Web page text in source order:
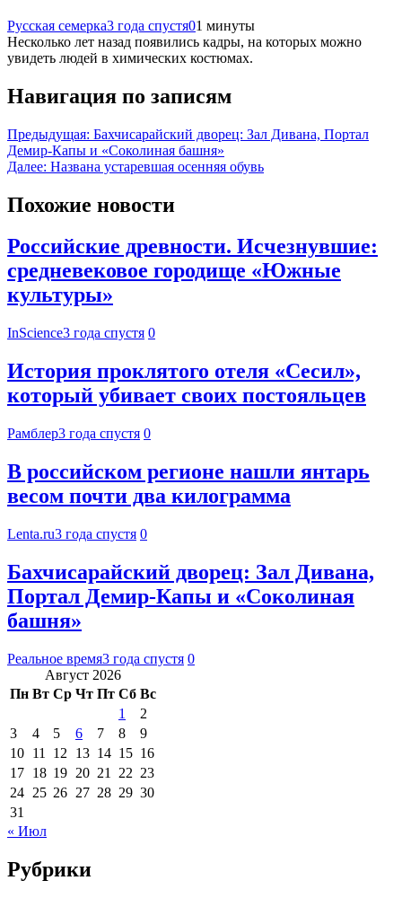
Русская семерка3 года спустя01 минуты
Несколько лет назад появились кадры, на которых можно
увидеть людей в химических костюмах.
Навигация по записям
Предыдущая: Бахчисарайский дворец: Зал Дивана, Портал
Демир-Капы и «Соколиная башня»
Далее: Названа устаревшая осенняя обувь
Похожие новости
Российские древности. Исчезнувшие:
средневековое городище «Южные
культуры»
InScience3 года спустя 0
История проклятого отеля «Сесил»,
который убивает своих постояльцев
Рамблер3 года спустя 0
В российском регионе нашли янтарь
весом почти два килограмма
Lenta.ru3 года спустя 0
Бахчисарайский дворец: Зал Дивана,
Портал Демир-Капы и «Соколиная
башня»
Реальное время3 года спустя 0
Август 2026
Пн Вт Ср Чт Пт Сб Вс
1
2
3
4 5 6 7 8
9
10 11 12 13 14 15 16
17 18 19 20 21 22 23
24 25 26 27 28 29 30
31
« Июл
Рубрики